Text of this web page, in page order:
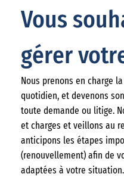
Vous
gérer
Nous prenons en charge
quotidien, et devenons
toute demande ou litige.
et charges et veillons au
anticipons les étapes
(renouvellement) afin de
adaptées à votre